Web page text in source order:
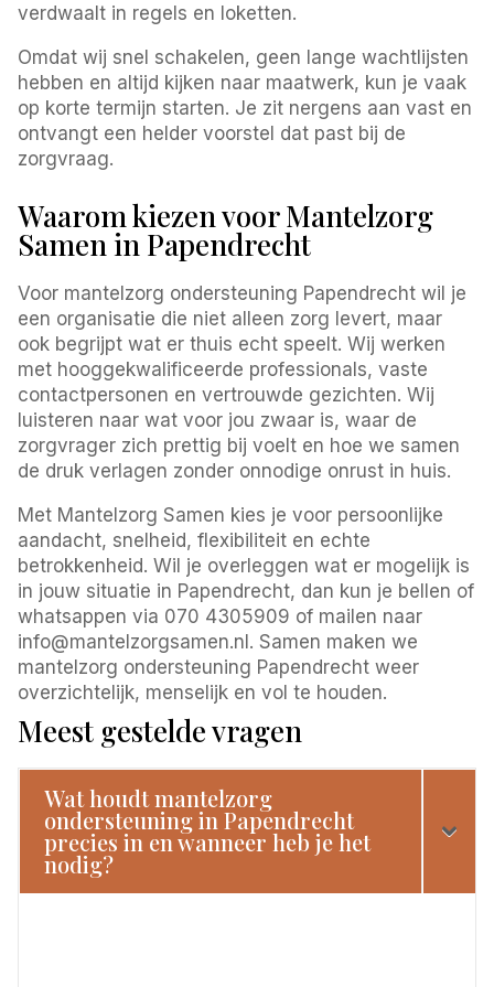
verdwaalt in regels en loketten.
Omdat wij snel schakelen, geen lange wachtlijsten
hebben en altijd kijken naar maatwerk, kun je vaak
op korte termijn starten. Je zit nergens aan vast en
ontvangt een helder voorstel dat past bij de
zorgvraag.
Waarom kiezen voor Mantelzorg
Samen in Papendrecht
Voor mantelzorg ondersteuning Papendrecht wil je
een organisatie die niet alleen zorg levert, maar
ook begrijpt wat er thuis echt speelt. Wij werken
met hooggekwalificeerde professionals, vaste
contactpersonen en vertrouwde gezichten. Wij
luisteren naar wat voor jou zwaar is, waar de
zorgvrager zich prettig bij voelt en hoe we samen
de druk verlagen zonder onnodige onrust in huis.
Met Mantelzorg Samen kies je voor persoonlijke
aandacht, snelheid, flexibiliteit en echte
betrokkenheid. Wil je overleggen wat er mogelijk is
in jouw situatie in Papendrecht, dan kun je bellen of
whatsappen via 070 4305909 of mailen naar
info@mantelzorgsamen.nl. Samen maken we
mantelzorg ondersteuning Papendrecht weer
overzichtelijk, menselijk en vol te houden.
Meest gestelde vragen
Wat houdt mantelzorg
ondersteuning in Papendrecht
precies in en wanneer heb je het
nodig?